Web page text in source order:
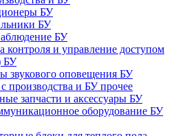
БУ
БУ
БУ
контроля и управление доступом
БУ
звукового оповещения БУ
производства и БУ прочее
запчасти и аксессуары БУ
оборудование БУ